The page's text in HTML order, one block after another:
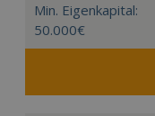
Min. Eigenkapital:
50.000€